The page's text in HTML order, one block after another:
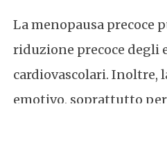
La menopausa precoce
riduzione precoce degli
cardiovascolari. Inoltre,
emotivo, soprattutto